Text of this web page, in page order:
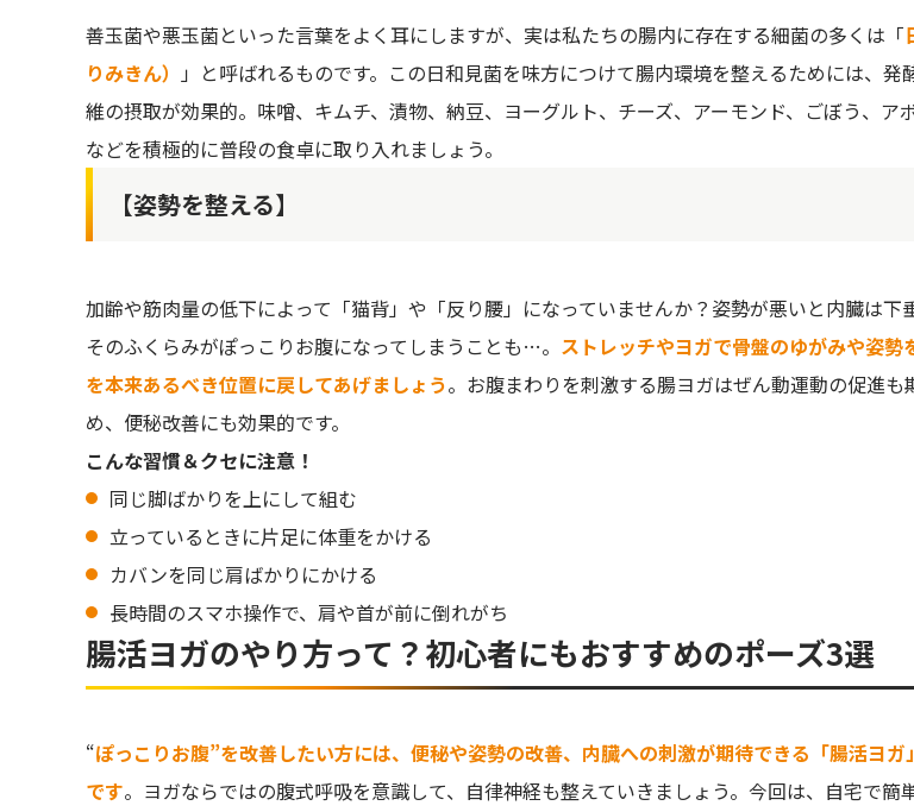
善玉菌や悪玉菌といった言葉をよく耳にしますが、実は私たちの腸内に存在する細菌の多くは「
りみきん）
」と呼ばれるものです。この日和見菌を味方につけて腸内環境を整えるためには、発
維の摂取が効果的。味噌、キムチ、漬物、納豆、ヨーグルト、チーズ、アーモンド、ごぼう、ア
などを積極的に普段の食卓に取り入れましょう。
【姿勢を整える】
加齢や筋肉量の低下によって「猫背」や「反り腰」になっていませんか？姿勢が悪いと内臓は下
そのふくらみがぽっこりお腹になってしまうことも…。 ストレッチやヨガで骨盤のゆがみや姿勢
を本来あるべき位置に戻してあげましょう。お腹まわりを刺激する腸ヨガはぜん動運動の促進も
め、便秘改善にも効果的です。
こんな習慣＆クセに注意！
同じ脚ばかりを上にして組む
立っているときに片足に体重をかける
カバンを同じ肩ばかりにかける
長時間のスマホ操作で、肩や首が前に倒れがち
腸活ヨガのやり方って？初心者にもおすすめのポーズ3選
“ぽっこりお腹”を改善したい方には、便秘や姿勢の改善、内臓への刺激が期待できる「腸活ヨガ
です。ヨガならではの腹式呼吸を意識して、自律神経も整えていきましょう。今回は、自宅で簡